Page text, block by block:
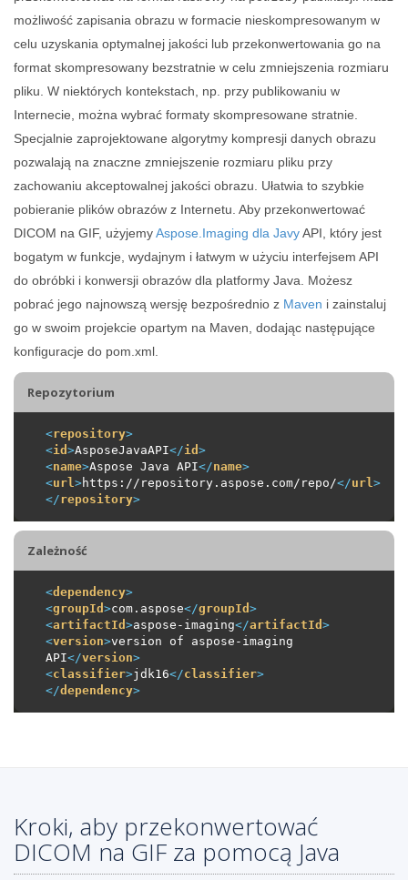
możliwość zapisania obrazu w formacie nieskompresowanym w
celu uzyskania optymalnej jakości lub przekonwertowania go na
format skompresowany bezstratnie w celu zmniejszenia rozmiaru
pliku. W niektórych kontekstach, np. przy publikowaniu w
Internecie, można wybrać formaty skompresowane stratnie.
Specjalnie zaprojektowane algorytmy kompresji danych obrazu
pozwalają na znaczne zmniejszenie rozmiaru pliku przy
zachowaniu akceptowalnej jakości obrazu. Ułatwia to szybkie
pobieranie plików obrazów z Internetu. Aby przekonwertować
DICOM na GIF, użyjemyAspose.Imaging dla JavyAPI, który jest
bogatym w funkcje, wydajnym i łatwym w użyciu interfejsem API
do obróbki i konwersji obrazów dla platformy Java. Możesz
pobrać jego najnowszą wersję bezpośrednio z Maven i zainstaluj
go w swoim projekcie opartym na Maven, dodając następujące
konfiguracje do pom.xml.
Repozytorium
<repository>
<id >AsposeJavaAPI</id >
<name>Aspose Java API</name>
<url >https://repository.aspose.com/repo/</url >
</repository>
Zależność
<dependency>
<groupId >com.aspose</groupId >
<artifactId >aspose-imaging</artifactId >
<version>version of aspose-imaging
API</version>
<classifier>jdk16</classifier>
</dependency>
Kroki, aby przekonwertować
DICOM na GIF za pomocą Java